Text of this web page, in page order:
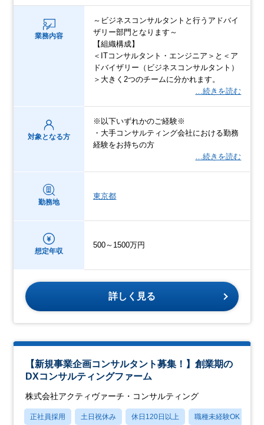
業務内容
～ビジネスコンサルタントと行うアドバイ
ザリー部門となります～
【組織構成】
＜ITコンサルタント・エンジニア＞と＜ア
ドバイザリー（ビジネスコンサルタント）
＞大きく2つのチームに分かれます。
…続きを読む
対象となる方
※以下いずれかのご経験※
・大手コンサルティング会社における勤務
経験をお持ちの方
…続きを読む
勤務地
東京都
想定年収
500～1500万円
詳しく見る
【新規事業企画コンサルタント募集！】創業期の
DXコンサルティングファーム
株式会社アクティヴァーチ・コンサルティング
正社員採用 土日祝休み 休日120日以上 職種未経験OK